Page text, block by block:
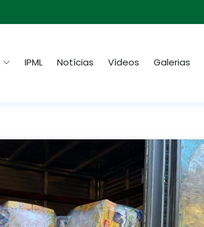
IPML Notícias Vídeos Galerias